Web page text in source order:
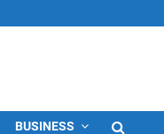
BUSINESS